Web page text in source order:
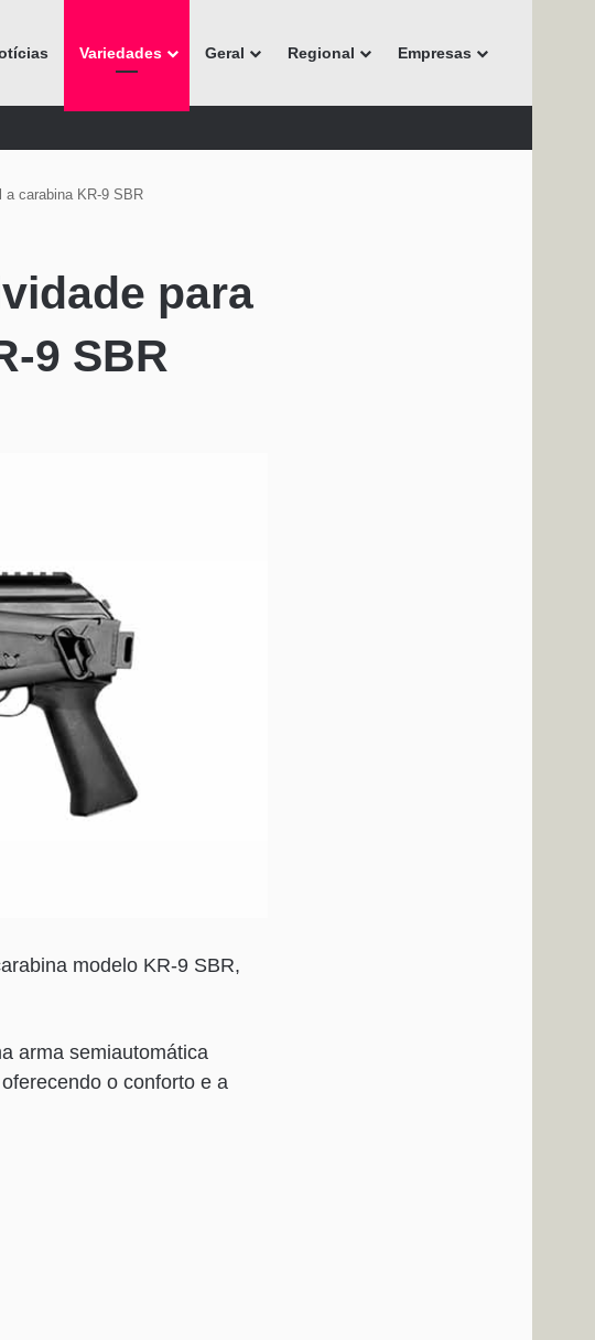
Variedades Geral Regional Empresas
a carabina KR-9 SBR
para
9 SBR
modelo KR-9 SBR,
arma semiautomática
o conforto e a